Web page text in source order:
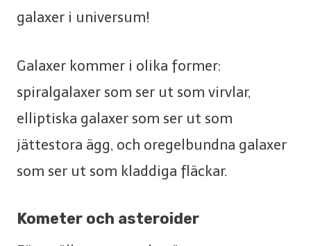
galaxer i universum!
Galaxer kommer i olika former:
spiralgalaxer som ser ut som virvlar,
elliptiska galaxer som ser ut som
jättestora ägg, och oregelbundna galaxer
som ser ut som kladdiga fläckar.
Kometer och asteroider